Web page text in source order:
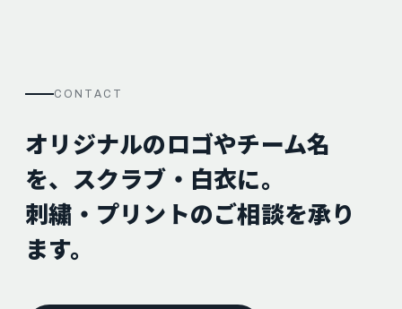
CONTACT
オリジナルのロゴやチーム名
を、スクラブ・白衣に。
刺繍・プリントのご相談を承り
ます。